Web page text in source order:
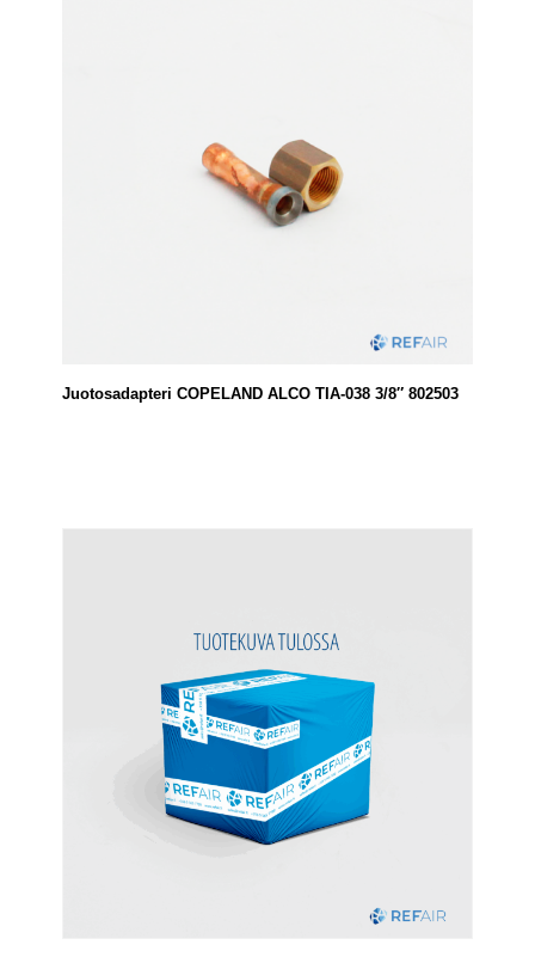
Juotosadapteri COPELAND ALCO TIA-038 3/8″ 802503